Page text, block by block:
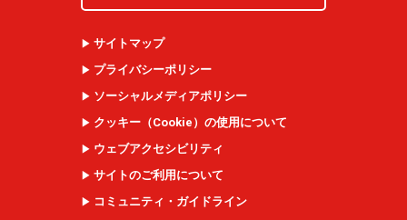
サイトマップ
プライバシーポリシー
ソーシャルメディアポリシー
クッキー（Cookie ）の使用について
ウェブアクセシビリティ
サイトのご利用について
コミュニティ・ガイドライン